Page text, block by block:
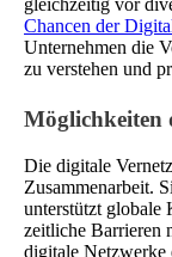
Chancen der
Unternehmen die
zu verstehen und
Möglichkeiten
Die digitale
Zusammenarbeit.
unterstützt globale
zeitliche Barrieren
digitale Netzwerke